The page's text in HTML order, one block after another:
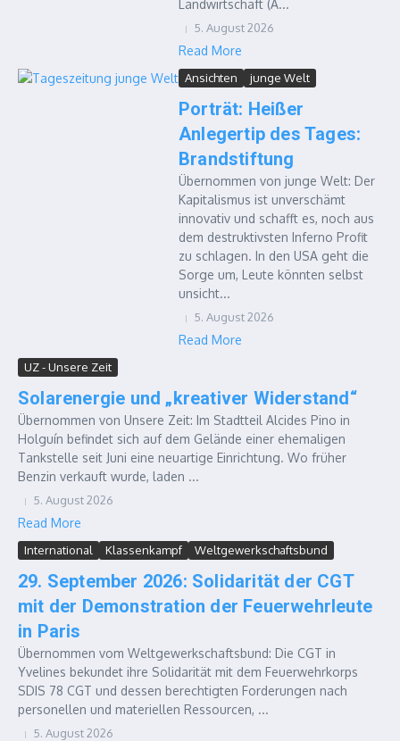
Landwirtschaft (A...
5. August 2026
Read More
Ansichten junge Welt
Porträt: Heißer
Anlegertip des Tages:
Brandstiftung
Übernommen von junge Welt: Der
Kapitalismus ist unverschämt
innovativ und schafft es, noch aus
dem destruktivsten Inferno Profit
zu schlagen. In den USA geht die
Sorge um, Leute könnten selbst
unsicht...
5. August 2026
Read More
UZ - Unsere Zeit
Solarenergie und „kreativer Widerstand“
Übernommen von Unsere Zeit: Im Stadtteil Alcides Pino in
Holguín befindet sich auf dem Gelände einer ehemaligen
Tankstelle seit Juni eine neuartige Einrichtung. Wo früher
Benzin verkauft wurde, laden ...
5. August 2026
Read More
International Klassenkampf Weltgewerkschaftsbund
29. September 2026: Solidarität der CGT
mit der Demonstration der Feuerwehrleute
in Paris
Übernommen vom Weltgewerkschaftsbund: Die CGT in
Yvelines bekundet ihre Solidarität mit dem Feuerwehrkorps
SDIS 78 CGT und dessen berechtigten Forderungen nach
personellen und materiellen Ressourcen, ...
5. August 2026